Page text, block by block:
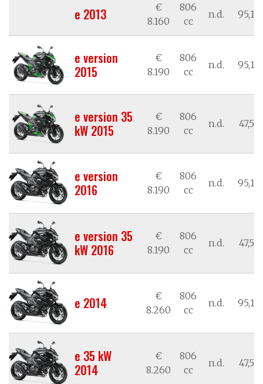
e 2013
€
8.160
806
cc
n.d.
e version
2015
€
8.190
806
cc
n.d.
e version 35
kW 2015
€
8.190
806
cc
n.d.
e version
2016
€
8.190
806
cc
n.d.
e version 35
kW 2016
€
8.190
806
cc
n.d.
e 2014
€
8.260
806
cc
n.d.
e 35 kW
2014
€
8.260
806
cc
n.d.